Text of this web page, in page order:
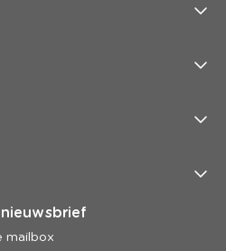
mailbox